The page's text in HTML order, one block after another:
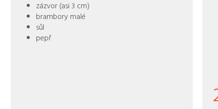
zázvor (asi 3 cm)
brambory malé
sůl
pepř